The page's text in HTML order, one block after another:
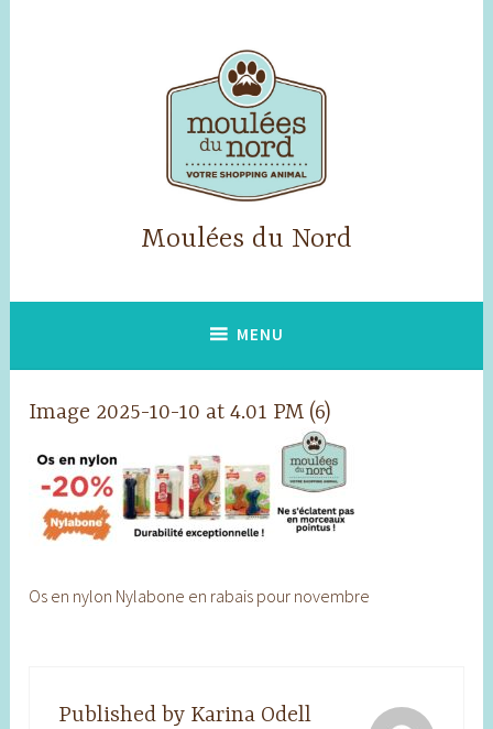
Moulées du Nord
MENU
Image 2025-10-10 at 4.01 PM (6)
Os en nylon Nylabone en rabais pour novembre
Published by Karina Odell